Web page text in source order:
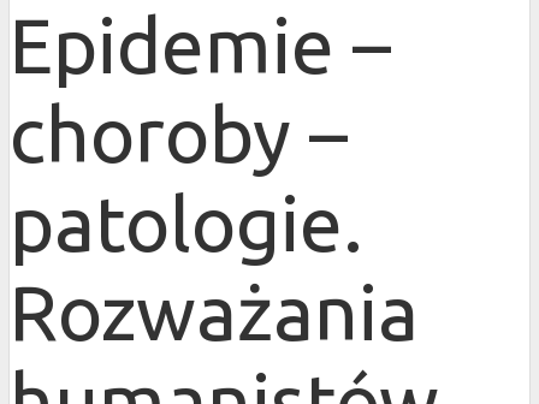
Epidemie –
choroby –
patologie.
Rozważania